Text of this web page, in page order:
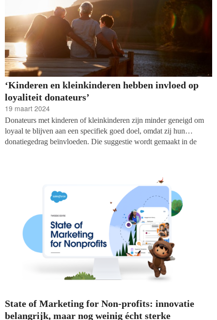
‘Kinderen en kleinkinderen hebben invloed op
loyaliteit donateurs’
19 maart 2024
Donateurs met kinderen of kleinkinderen zijn minder geneigd om
loyaal te blijven aan een specifiek goed doel, omdat zij hun
donatiegedrag beïnvloeden. Die suggestie wordt gemaakt in de
State of Marketing for Non-profits: innovatie
belangrijk, maar nog weinig écht sterke